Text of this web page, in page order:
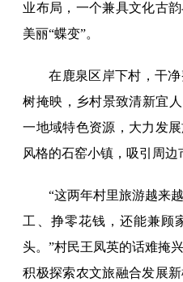
业布局，一个兼具文化古
美丽“蝶变”。
在鹿泉区岸下村，干
树掩映，乡村景致清新宜
一地域特色资源，大力发
风格的石窑小镇，吸引周边
“这两年村里旅游越来
工、挣零花钱，还能兼顾
头。”村民王凤英的话难掩
积极探索农文旅融合发展